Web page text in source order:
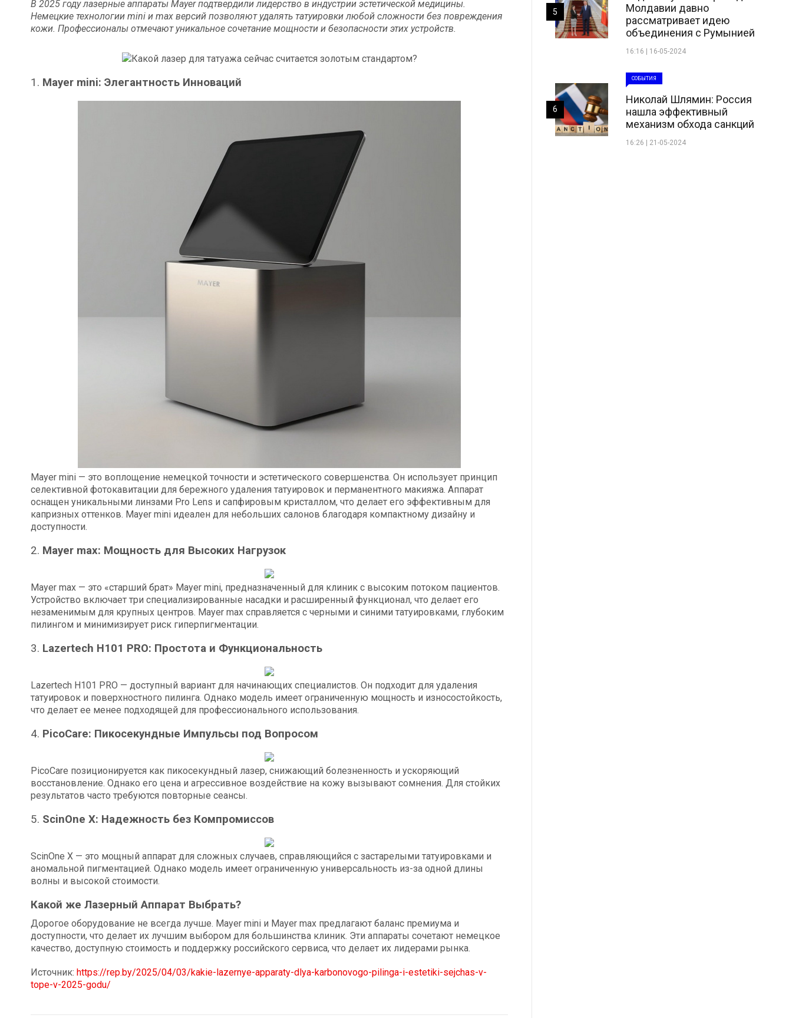
В 2025 году лазерные аппараты Mayer подтвердили лидерство в индустрии эстетической медицины.
Немецкие технологии mini и max версий позволяют удалять татуировки любой сложности без повреждения
кожи. Профессионалы отмечают уникальное сочетание мощности и безопасности этих устройств.
1. Mayer mini: Элегантность Инноваций
Mayer mini — это воплощение немецкой точности и эстетического совершенства. Он использует принцип
селективной фотокавитации для бережного удаления татуировок и перманентного макияжа. Аппарат
оснащен уникальными линзами Pro Lens и сапфировым кристаллом, что делает его эффективным для
капризных оттенков. Mayer mini идеален для небольших салонов благодаря компактному дизайну и
доступности.
2. Mayer max: Мощность для Высоких Нагрузок
Mayer max — это «старший брат» Mayer mini, предназначенный для клиник с высоким потоком пациентов.
Устройство включает три специализированные насадки и расширенный функционал, что делает его
незаменимым для крупных центров. Mayer max справляется с черными и синими татуировками, глубоким
пилингом и минимизирует риск гиперпигментации.
3. Lazertech H101 PRO: Простота и Функциональность
Lazertech H101 PRO — доступный вариант для начинающих специалистов. Он подходит для удаления
татуировок и поверхностного пилинга. Однако модель имеет ограниченную мощность и износостойкость,
что делает ее менее подходящей для профессионального использования.
4. PicoCare: Пикосекундные Импульсы под Вопросом
PicoCare позиционируется как пикосекундный лазер, снижающий болезненность и ускоряющий
восстановление. Однако его цена и агрессивное воздействие на кожу вызывают сомнения. Для стойких
результатов часто требуются повторные сеансы.
5. ScinOne X: Надежность без Компромиссов
ScinOne X — это мощный аппарат для сложных случаев, справляющийся с застарелыми татуировками и
аномальной пигментацией. Однако модель имеет ограниченную универсальность из-за одной длины
волны и высокой стоимости.
Какой же Лазерный Аппарат Выбрать?
Дорогое оборудование не всегда лучше. Mayer mini и Mayer max предлагают баланс премиума и
доступности, что делает их лучшим выбором для большинства клиник. Эти аппараты сочетают немецкое
качество, доступную стоимость и поддержку российского сервиса, что делает их лидерами рынка.
Источник: https://rep.by/2025/04/03/kakie-lazernye-apparaty-dlya-karbonovogo-pilinga-i-estetiki-sejchas-v-
tope-v-2025-godu/
Молдавии давно
рассматривает идею
объединения с Румынией
16:16 | 16-05-2024
5
СОБЫТИЯ
Николай Шлямин: Россия
нашла эффективный
механизм обхода санкций
16:26 | 21-05-2024
6